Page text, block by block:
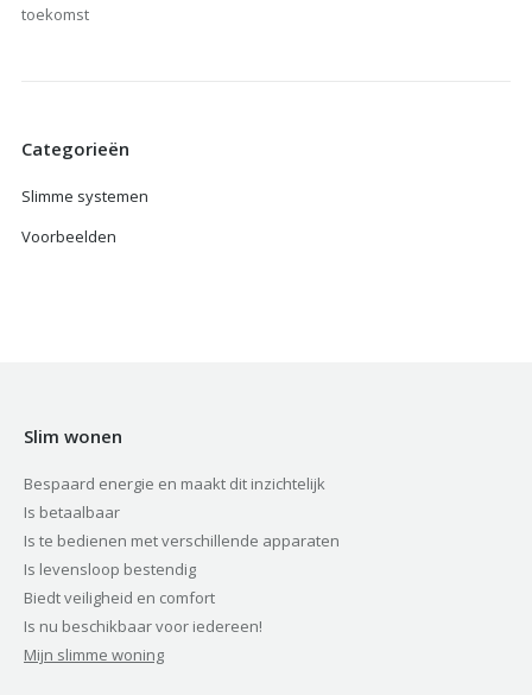
toekomst
Categorieën
Slimme systemen
Voorbeelden
Slim wonen
Bespaard energie en maakt dit inzichtelijk
Is betaalbaar
Is te bedienen met verschillende apparaten
Is levensloop bestendig
Biedt veiligheid en comfort
Is nu beschikbaar voor iedereen!
Mijn slimme woning